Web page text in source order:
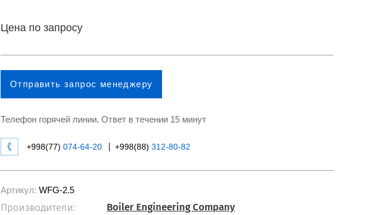
Цена по запросу
Отправить запрос менеджеру
Телефон горячей линии. Ответ в течении 15 минут
+998(77) 074-64-20 +998(88) 312-80-82
Артикул: WFG-2.5
Производители: Boiler Engineering Company